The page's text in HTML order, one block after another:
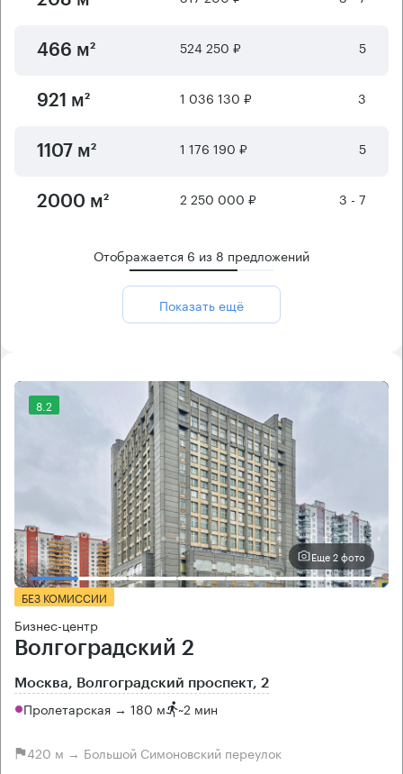
466 м² 524 250 ₽ 5
921 м² 1 036 130 ₽ 3
1107 м² 1 176 190 ₽ 5
2000 м² 2 250 000 ₽ 3 - 7
Отображается 6 из 8 предложений
Показать ещё
8.2
Еще 2 фото
БЕЗ КОМИССИИ
Бизнес-центр
Волгоградский 2
Москва, Волгоградский проспект, 2
Пролетарская → 180 м ~2 мин
420 м → Большой Симоновский переулок